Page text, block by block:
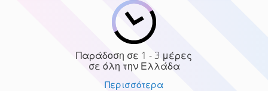
Παράδοση σε 1 - 3 μέρες
σε όλη την Ελλάδα
Περισσότερα